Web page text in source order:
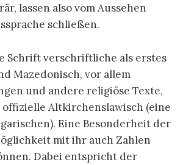
lassen also vom Aussehen
schließen.
Schrift verschriftliche als erstes
Mazedonisch, vor allem
und andere religiöse Texte,
offizielle Altkirchenslawisch (eine
Eine Besonderheit der
mit ihr auch Zahlen
Dabei entspricht der